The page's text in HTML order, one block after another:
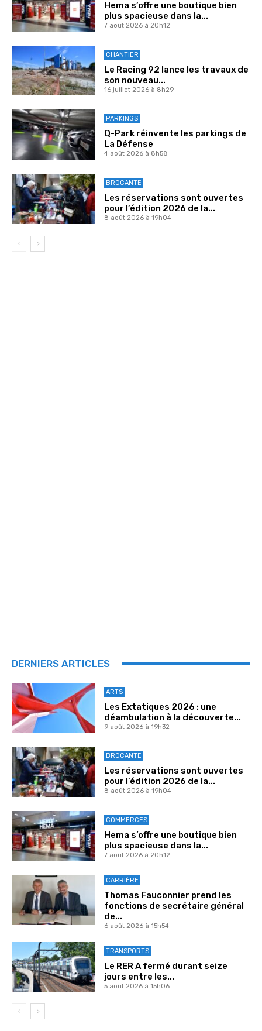
Hema s’offre une boutique bien
plus spacieuse dans la...
7 août 2026 à 20h12
CHANTIER
Le Racing 92 lance les travaux de
son nouveau...
16 juillet 2026 à 8h29
PARKINGS
Q-Park réinvente les parkings de
La Défense
4 août 2026 à 8h58
BROCANTE
Les réservations sont ouvertes
pour l’édition 2026 de la...
8 août 2026 à 19h04
DERNIERS ARTICLES
ARTS
Les Extatiques 2026 : une
déambulation à la découverte...
9 août 2026 à 19h32
BROCANTE
Les réservations sont ouvertes
pour l’édition 2026 de la...
8 août 2026 à 19h04
COMMERCES
Hema s’offre une boutique bien
plus spacieuse dans la...
7 août 2026 à 20h12
CARRIÈRE
Thomas Fauconnier prend les
fonctions de secrétaire général
de...
6 août 2026 à 15h54
TRANSPORTS
Le RER A fermé durant seize
jours entre les...
5 août 2026 à 15h06